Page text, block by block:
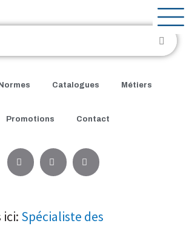
Normes Catalogues Métiers
Promotions Contact
ici: Spécialiste des